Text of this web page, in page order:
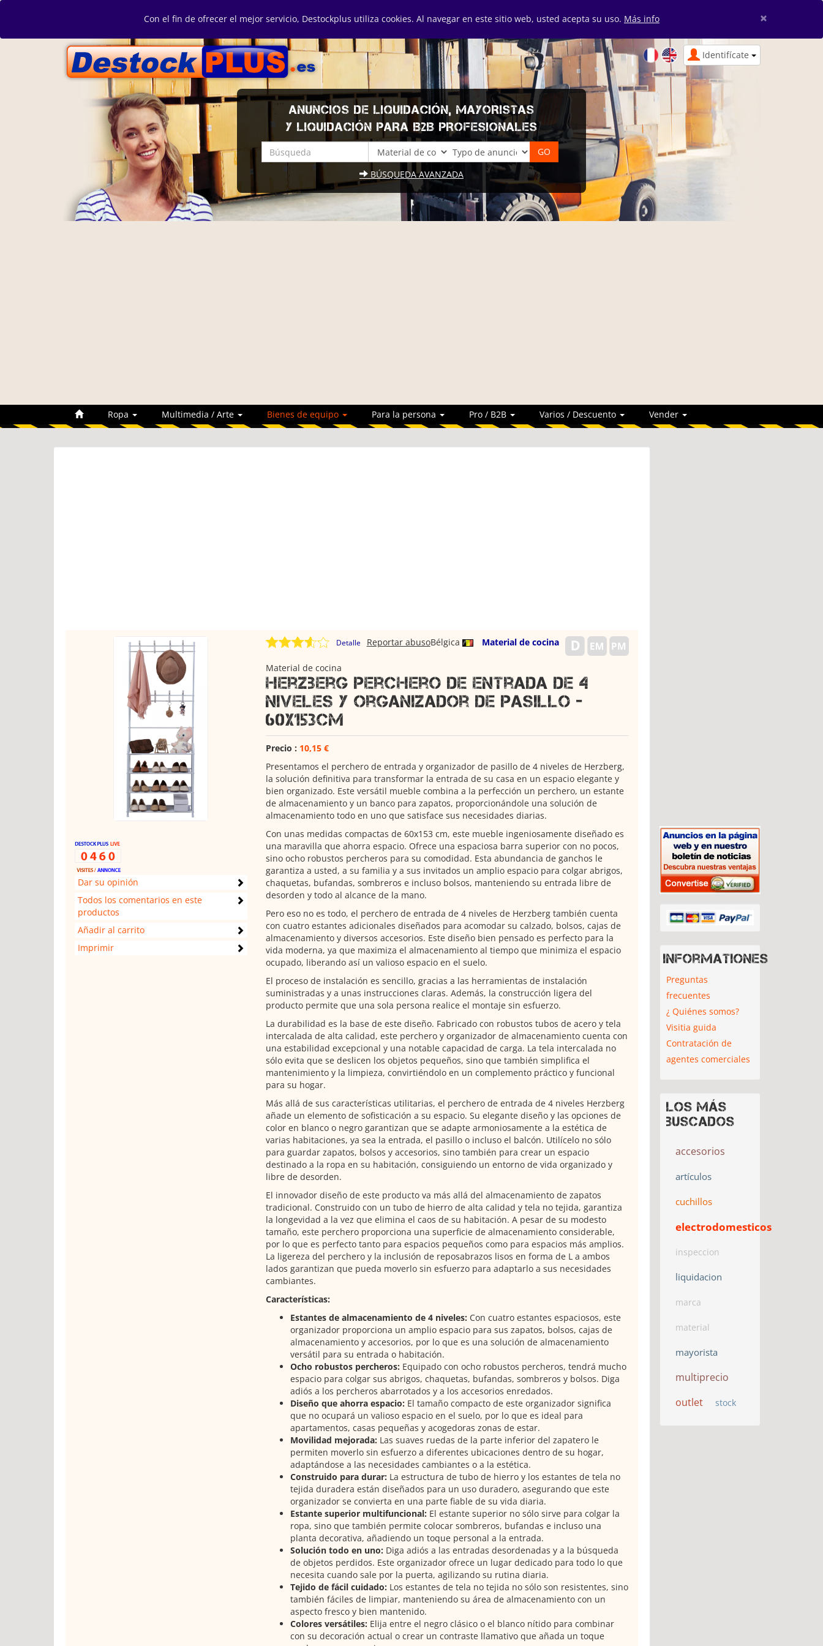
Con el fin de ofrecer el mejor servicio, Destockplus utiliza cookies. Al navegar en este sitio web, usted acepta su uso. Más info ×
Identifícate
ANUNCIOS DE LIQUIDACIÓN, MAYORISTAS
Y LIQUIDACIÓN PARA B2B PROFESIONALES
BÚSQUEDA AVANZADA
Ropa Multimedia / Arte Bienes de equipo Para la persona Pro / B2B Varios / Descuento Vender
Dar su opinión
Todos los comentarios en este
productos
Añadir al carrito
Imprimir
Detalle Bélgica Material de cocina
Reportar abuso
Material de cocina
Herzberg Perchero de entrada de 4
niveles y organizador de pasillo -
60x153cm
Precio : 10,15 €
Presentamos el perchero de entrada y organizador de pasillo de 4 niveles de Herzberg,
la solución definitiva para transformar la entrada de su casa en un espacio elegante y
bien organizado. Este versátil mueble combina a la perfección un perchero, un estante
de almacenamiento y un banco para zapatos, proporcionándole una solución de
almacenamiento todo en uno que satisface sus necesidades diarias.
Con unas medidas compactas de 60x153 cm, este mueble ingeniosamente diseñado es
una maravilla que ahorra espacio. Ofrece una espaciosa barra superior con no pocos,
sino ocho robustos percheros para su comodidad. Esta abundancia de ganchos le
garantiza a usted, a su familia y a sus invitados un amplio espacio para colgar abrigos,
chaquetas, bufandas, sombreros e incluso bolsos, manteniendo su entrada libre de
desorden y todo al alcance de la mano.
Pero eso no es todo, el perchero de entrada de 4 niveles de Herzberg también cuenta
con cuatro estantes adicionales diseñados para acomodar su calzado, bolsos, cajas de
almacenamiento y diversos accesorios. Este diseño bien pensado es perfecto para la
vida moderna, ya que maximiza el almacenamiento al tiempo que minimiza el espacio
ocupado, liberando así un valioso espacio en el suelo.
El proceso de instalación es sencillo, gracias a las herramientas de instalación
suministradas y a unas instrucciones claras. Además, la construcción ligera del
producto permite que una sola persona realice el montaje sin esfuerzo.
La durabilidad es la base de este diseño. Fabricado con robustos tubos de acero y tela
intercalada de alta calidad, este perchero y organizador de almacenamiento cuenta con
una estabilidad excepcional y una notable capacidad de carga. La tela intercalada no
sólo evita que se deslicen los objetos pequeños, sino que también simplifica el
mantenimiento y la limpieza, convirtiéndolo en un complemento práctico y funcional
para su hogar.
Más allá de sus características utilitarias, el perchero de entrada de 4 niveles Herzberg
añade un elemento de sofisticación a su espacio. Su elegante diseño y las opciones de
color en blanco o negro garantizan que se adapte armoniosamente a la estética de
varias habitaciones, ya sea la entrada, el pasillo o incluso el balcón. Utilícelo no sólo
para guardar zapatos, bolsos y accesorios, sino también para crear un espacio
destinado a la ropa en su habitación, consiguiendo un entorno de vida organizado y
libre de desorden.
El innovador diseño de este producto va más allá del almacenamiento de zapatos
tradicional. Construido con un tubo de hierro de alta calidad y tela no tejida, garantiza
la longevidad a la vez que elimina el caos de su habitación. A pesar de su modesto
tamaño, este perchero proporciona una superficie de almacenamiento considerable,
por lo que es perfecto tanto para espacios pequeños como para espacios más amplios.
La ligereza del perchero y la inclusión de reposabrazos lisos en forma de L a ambos
lados garantizan que pueda moverlo sin esfuerzo para adaptarlo a sus necesidades
cambiantes.
Características:
Estantes de almacenamiento de 4 niveles: Con cuatro estantes espaciosos, este
organizador proporciona un amplio espacio para sus zapatos, bolsos, cajas de
almacenamiento y accesorios, por lo que es una solución de almacenamiento
versátil para su entrada o habitación.
Ocho robustos percheros: Equipado con ocho robustos percheros, tendrá mucho
espacio para colgar sus abrigos, chaquetas, bufandas, sombreros y bolsos. Diga
adiós a los percheros abarrotados y a los accesorios enredados.
Diseño que ahorra espacio: El tamaño compacto de este organizador significa
que no ocupará un valioso espacio en el suelo, por lo que es ideal para
apartamentos, casas pequeñas y acogedoras zonas de estar.
Movilidad mejorada: Las suaves ruedas de la parte inferior del zapatero le
permiten moverlo sin esfuerzo a diferentes ubicaciones dentro de su hogar,
adaptándose a las necesidades cambiantes o a la estética.
Construido para durar: La estructura de tubo de hierro y los estantes de tela no
tejida duradera están diseñados para un uso duradero, asegurando que este
organizador se convierta en una parte fiable de su vida diaria.
Estante superior multifuncional: El estante superior no sólo sirve para colgar la
ropa, sino que también permite colocar sombreros, bufandas e incluso una
planta decorativa, añadiendo un toque personal a la entrada.
Solución todo en uno: Diga adiós a las entradas desordenadas y a la búsqueda
de objetos perdidos. Este organizador ofrece un lugar dedicado para todo lo que
necesita cuando sale por la puerta, agilizando su rutina diaria.
Tejido de fácil cuidado: Los estantes de tela no tejida no sólo son resistentes, sino
también fáciles de limpiar, manteniendo su área de almacenamiento con un
aspecto fresco y bien mantenido.
Colores versátiles: Elija entre el negro clásico o el blanco nítido para combinar
con su decoración actual o crear un contraste llamativo que añada un toque
Informationes
Preguntas
frecuentes
¿ Quiénes somos?
Visitia guida
Contratación de
agentes comerciales
Los más
buscados
accesorios
artículos
cuchillos
electrodomesticos
inspeccion
liquidacion
marca
material
mayorista
multiprecio
outlet
stock